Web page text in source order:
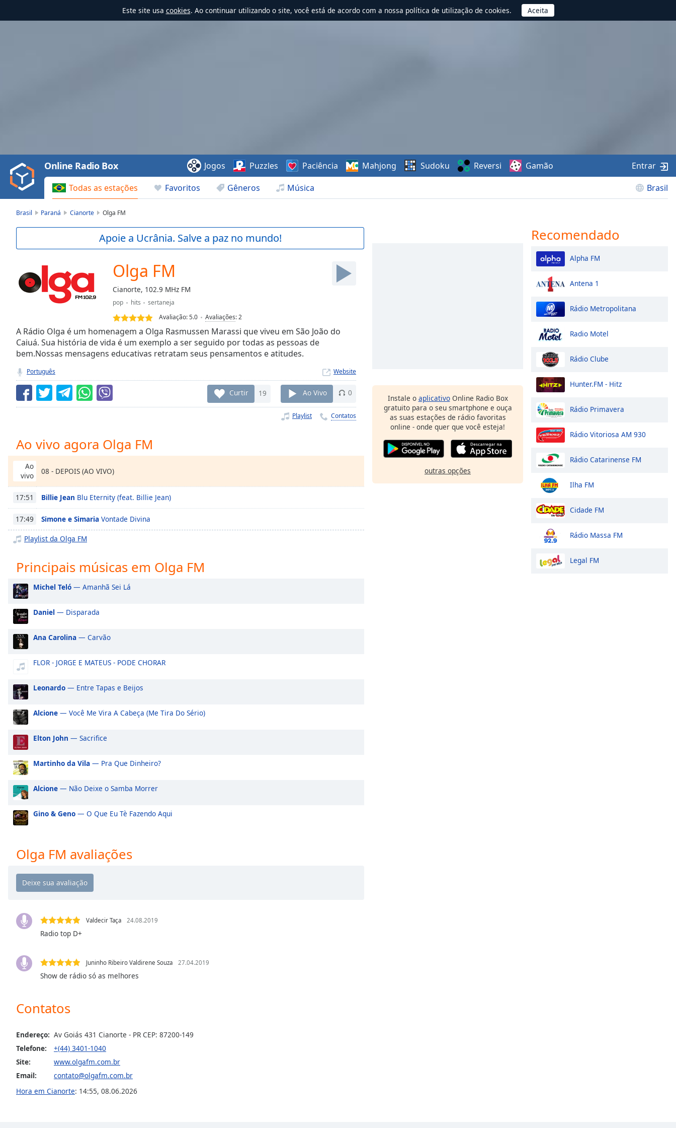
Este site usa cookies. Ao continuar utilizando o site, você está de acordo com a nossa política de utilização de cookies.
Video
Play
Backward
Skip
Current
Loaded:
0.00%
Seek to
currently
behind
Remaining
Time-
Chapters
Chapters
descriptions
off,
selected
subtitles
settings,
opens
settings
subtitles
off
selected
Track
Picture-
in-
Picture
Fullscreen
This
window.
Beginning
Escape
cancel
window.
Color
Color
Opacity
Caption
Todas as estações Favoritos Gêneros Música Brasil
Online Radio Box Jogos Puzzles Paciência Mahjong Sudoku Reversi Gamão Entrar
Brasil Paraná Cianorte Olga FM
Apoie a Ucrânia. Salve a paz no mundo!
Olga FM
Cianorte, 102.9 MHz FM
pop hits
sertaneja
Avaliação:5.0 Avaliações:2
A Rádio Olga é um homenagem a Olga Rasmussen Marassi que viveu em São João do
Caiuá. Sua história de vida é um exemplo a ser seguido por todas as pessoas de
bem.Nossas mensagens educativas retratam seus pensamentos e atitudes.
Português Website
Curtir 19 Ao Vivo 0
Playlist Contatos
Ao vivo agora Olga FM
Ao
vivo
08 - DEPOIS (AO VIVO)
17:51 Billie Jean Blu Eternity (feat. Billie Jean)
17:49 Simone e Simaria Vontade Divina
Playlist da Olga FM
Principais músicas em Olga FM
Michel Teló — Amanhã Sei Lá
Daniel — Disparada
Ana Carolina — Carvão
FLOR - JORGE E MATEUS - PODE CHORAR
Leonardo — Entre Tapas e Beijos
Alcione — Você Me Vira A Cabeça (Me Tira Do Sério)
Elton John — Sacrifice
Martinho da Vila — Pra Que Dinheiro?
Alcione — Não Deixe o Samba Morrer
Gino & Geno — O Que Eu Tè Fazendo Aqui
Olga FM avaliações
Valdecir Taça 24.08.2019
Radio top D+
Juninho Ribeiro Valdirene Souza 27.04.2019
Show de rádio só as melhores
Contatos
Endereço: Av Goiás 431 Cianorte - PR CEP: 87200-149
Telefone:
+(44) 3401-1040
Site:
www.olgafm.com.br
Email:
contato@olgafm.com.br
Hora em Cianorte: 14:55, 08.06.2026
Instale o aplicativoOnline Radio Box
gratuito para o seu smartphone e ouça
as suas estações de rádio favoritas
online - onde quer que você esteja!
outras opções
Recomendado
Alpha FM
Antena 1
Rádio Metropolitana
Radio Motel
Rádio Clube
Hunter.FM - Hitz
Rádio Primavera
Rádio Vitoriosa AM 930
Rádio Catarinense FM
Ilha FM
Cidade FM
Rádio Massa FM
Legal FM